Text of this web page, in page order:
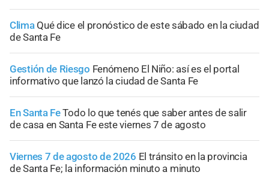
Clima Qué dice el pronóstico de este sábado en la ciudad
de Santa Fe
Gestión de Riesgo Fenómeno El Niño: así es el portal
informativo que lanzó la ciudad de Santa Fe
En Santa FeTodo lo que tenés que saber antes de salir
de casa en Santa Fe este viernes 7 de agosto
Viernes 7 de agosto de 2026 El tránsito en la provincia
de Santa Fe; la información minuto a minuto